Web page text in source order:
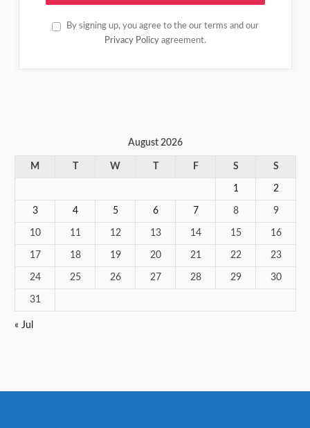
By signing up, you agree to the our terms and our
Privacy Policy agreement.
August 2026
M W F S S
1 2
3 4 5 6 7 8 9
10 11 12 13 14 15 16
17 18 19 20 21 22 23
24 25 26 27 28 29 30
31
« Jul